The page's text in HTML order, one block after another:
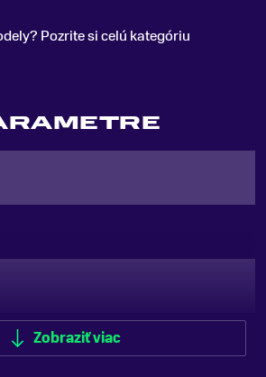
Pozrite si celú kategóriu
Zobraziť menej
Zobraziť viac